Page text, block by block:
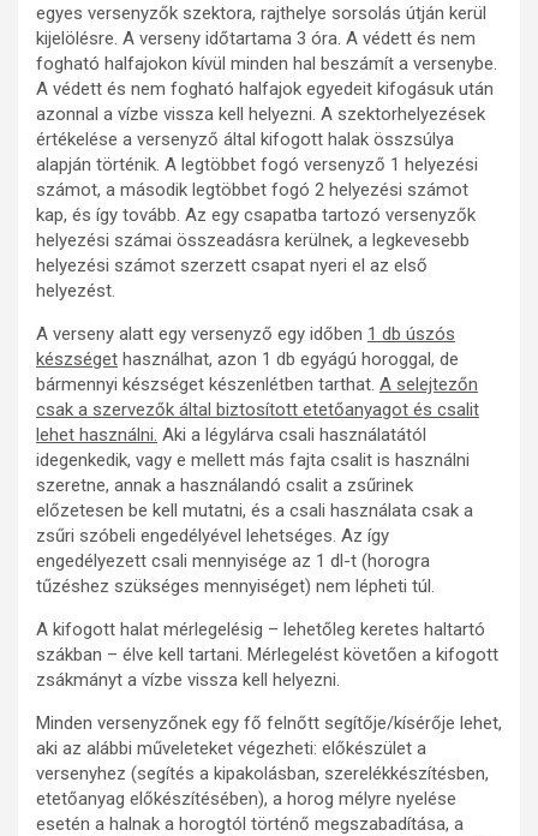
egyes versenyzők szektora, rajthelye sorsolás útján kerül
kijelölésre. A verseny időtartama 3 óra. A védett és nem
fogható halfajokon kívül minden hal beszámít a versenybe.
A védett és nem fogható halfajok egyedeit kifogásuk után
azonnal a vízbe vissza kell helyezni. A szektorhelyezések
értékelése a versenyző által kifogott halak összsúlya
alapján történik. A legtöbbet fogó versenyző 1 helyezési
számot, a második legtöbbet fogó 2 helyezési számot
kap, és így tovább. Az egy csapatba tartozó versenyzők
helyezési számai összeadásra kerülnek, a legkevesebb
helyezési számot szerzett csapat nyeri el az első
helyezést.
A verseny alatt egy versenyző egy időben 1 db úszós
készséget használhat, azon 1 db egyágú horoggal, de
bármennyi készséget készenlétben tarthat. A selejtezőn
csak a szervezők által biztosított etetőanyagot és csalit
lehet használni. Aki a légylárva csali használatától
idegenkedik, vagy e mellett más fajta csalit is használni
szeretne, annak a használandó csalit a zsűrinek
előzetesen be kell mutatni, és a csali használata csak a
zsűri szóbeli engedélyével lehetséges. Az így
engedélyezett csali mennyisége az 1 dl-t (horogra
tűzéshez szükséges mennyiséget) nem lépheti túl.
A kifogott halat mérlegelésig – lehetőleg keretes haltartó
szákban – élve kell tartani. Mérlegelést követően a kifogott
zsákmányt a vízbe vissza kell helyezni.
Minden versenyzőnek egy fő felnőtt segítője/kísérője lehet,
aki az alábbi műveleteket végezheti: előkészület a
versenyhez (segítés a kipakolásban, szerelékkészítésben,
etetőanyag előkészítésében), a horog mélyre nyelése
esetén a halnak a horogtól történő megszabadítása, a